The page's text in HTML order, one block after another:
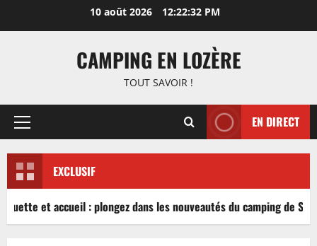
10 août 2026 12:22:32 PM
CAMPING EN LOZÈRE
TOUT SAVOIR !
Menu
EN DIRECT
EXCLUSIF
et accueil : plongez dans les nouveautés du camping de